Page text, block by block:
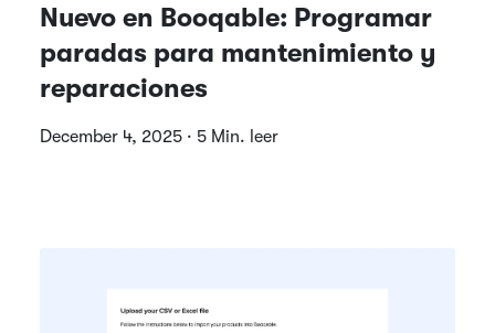
Nuevo en Booqable: Programar
paradas para mantenimiento y
reparaciones
December 4, 2025 · 5 Min. leer